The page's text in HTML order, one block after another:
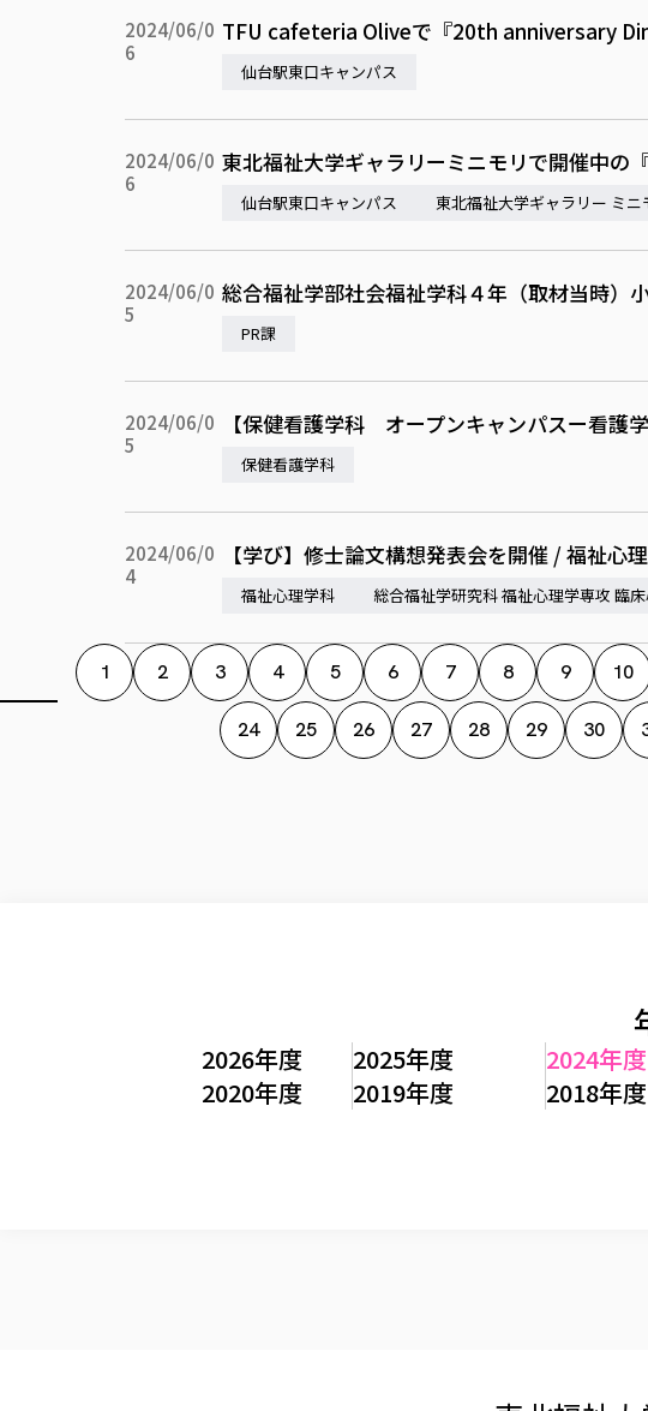
2024/06/0
6
TFU cafeteria Oliveで『20th anniversary
仙台駅東口キャンパス
2024/06/0
6
東北福祉大学ギャラリーミニモリで開催中の
仙台駅東口キャンパス 東北福祉大学ギャラリー ミニ
2024/06/0
5
総合福祉学部社会福祉学科４年（取材当時）
PR課
2024/06/0
5
【保健看護学科 オープンキャンパスー看護
保健看護学科
2024/06/0
4
【学び】修士論文構想発表会を開催 / 福祉心
福祉心理学科 総合福祉学研究科 福祉心理学専攻 臨
1 2 3 4 5 6 7 8 9 10
24 25 26 27 28 29 30
2026年度 2025年度 2024年度
2020年度
2019年度 2018年度